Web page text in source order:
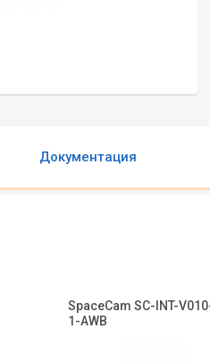
Документация
SpaceCam SC-INT-
1-AWB